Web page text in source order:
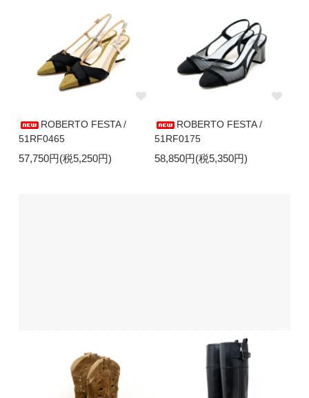
ROBERTO FESTA /
51RF0465
57,750円(税5,250円)
ROBERTO FESTA /
51RF0175
58,850円(税5,350円)